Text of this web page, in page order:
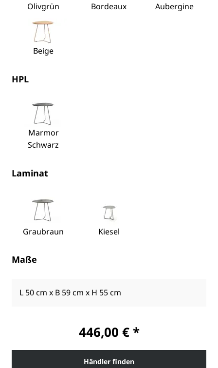
Olivgrün Bordeaux Aubergine
Beige
HPL
Marmor
Schwarz
Laminat
Graubraun Kiesel
Maße
L 50 cm x B 59 cm x H 55 cm
446,00 € *
Händler finden